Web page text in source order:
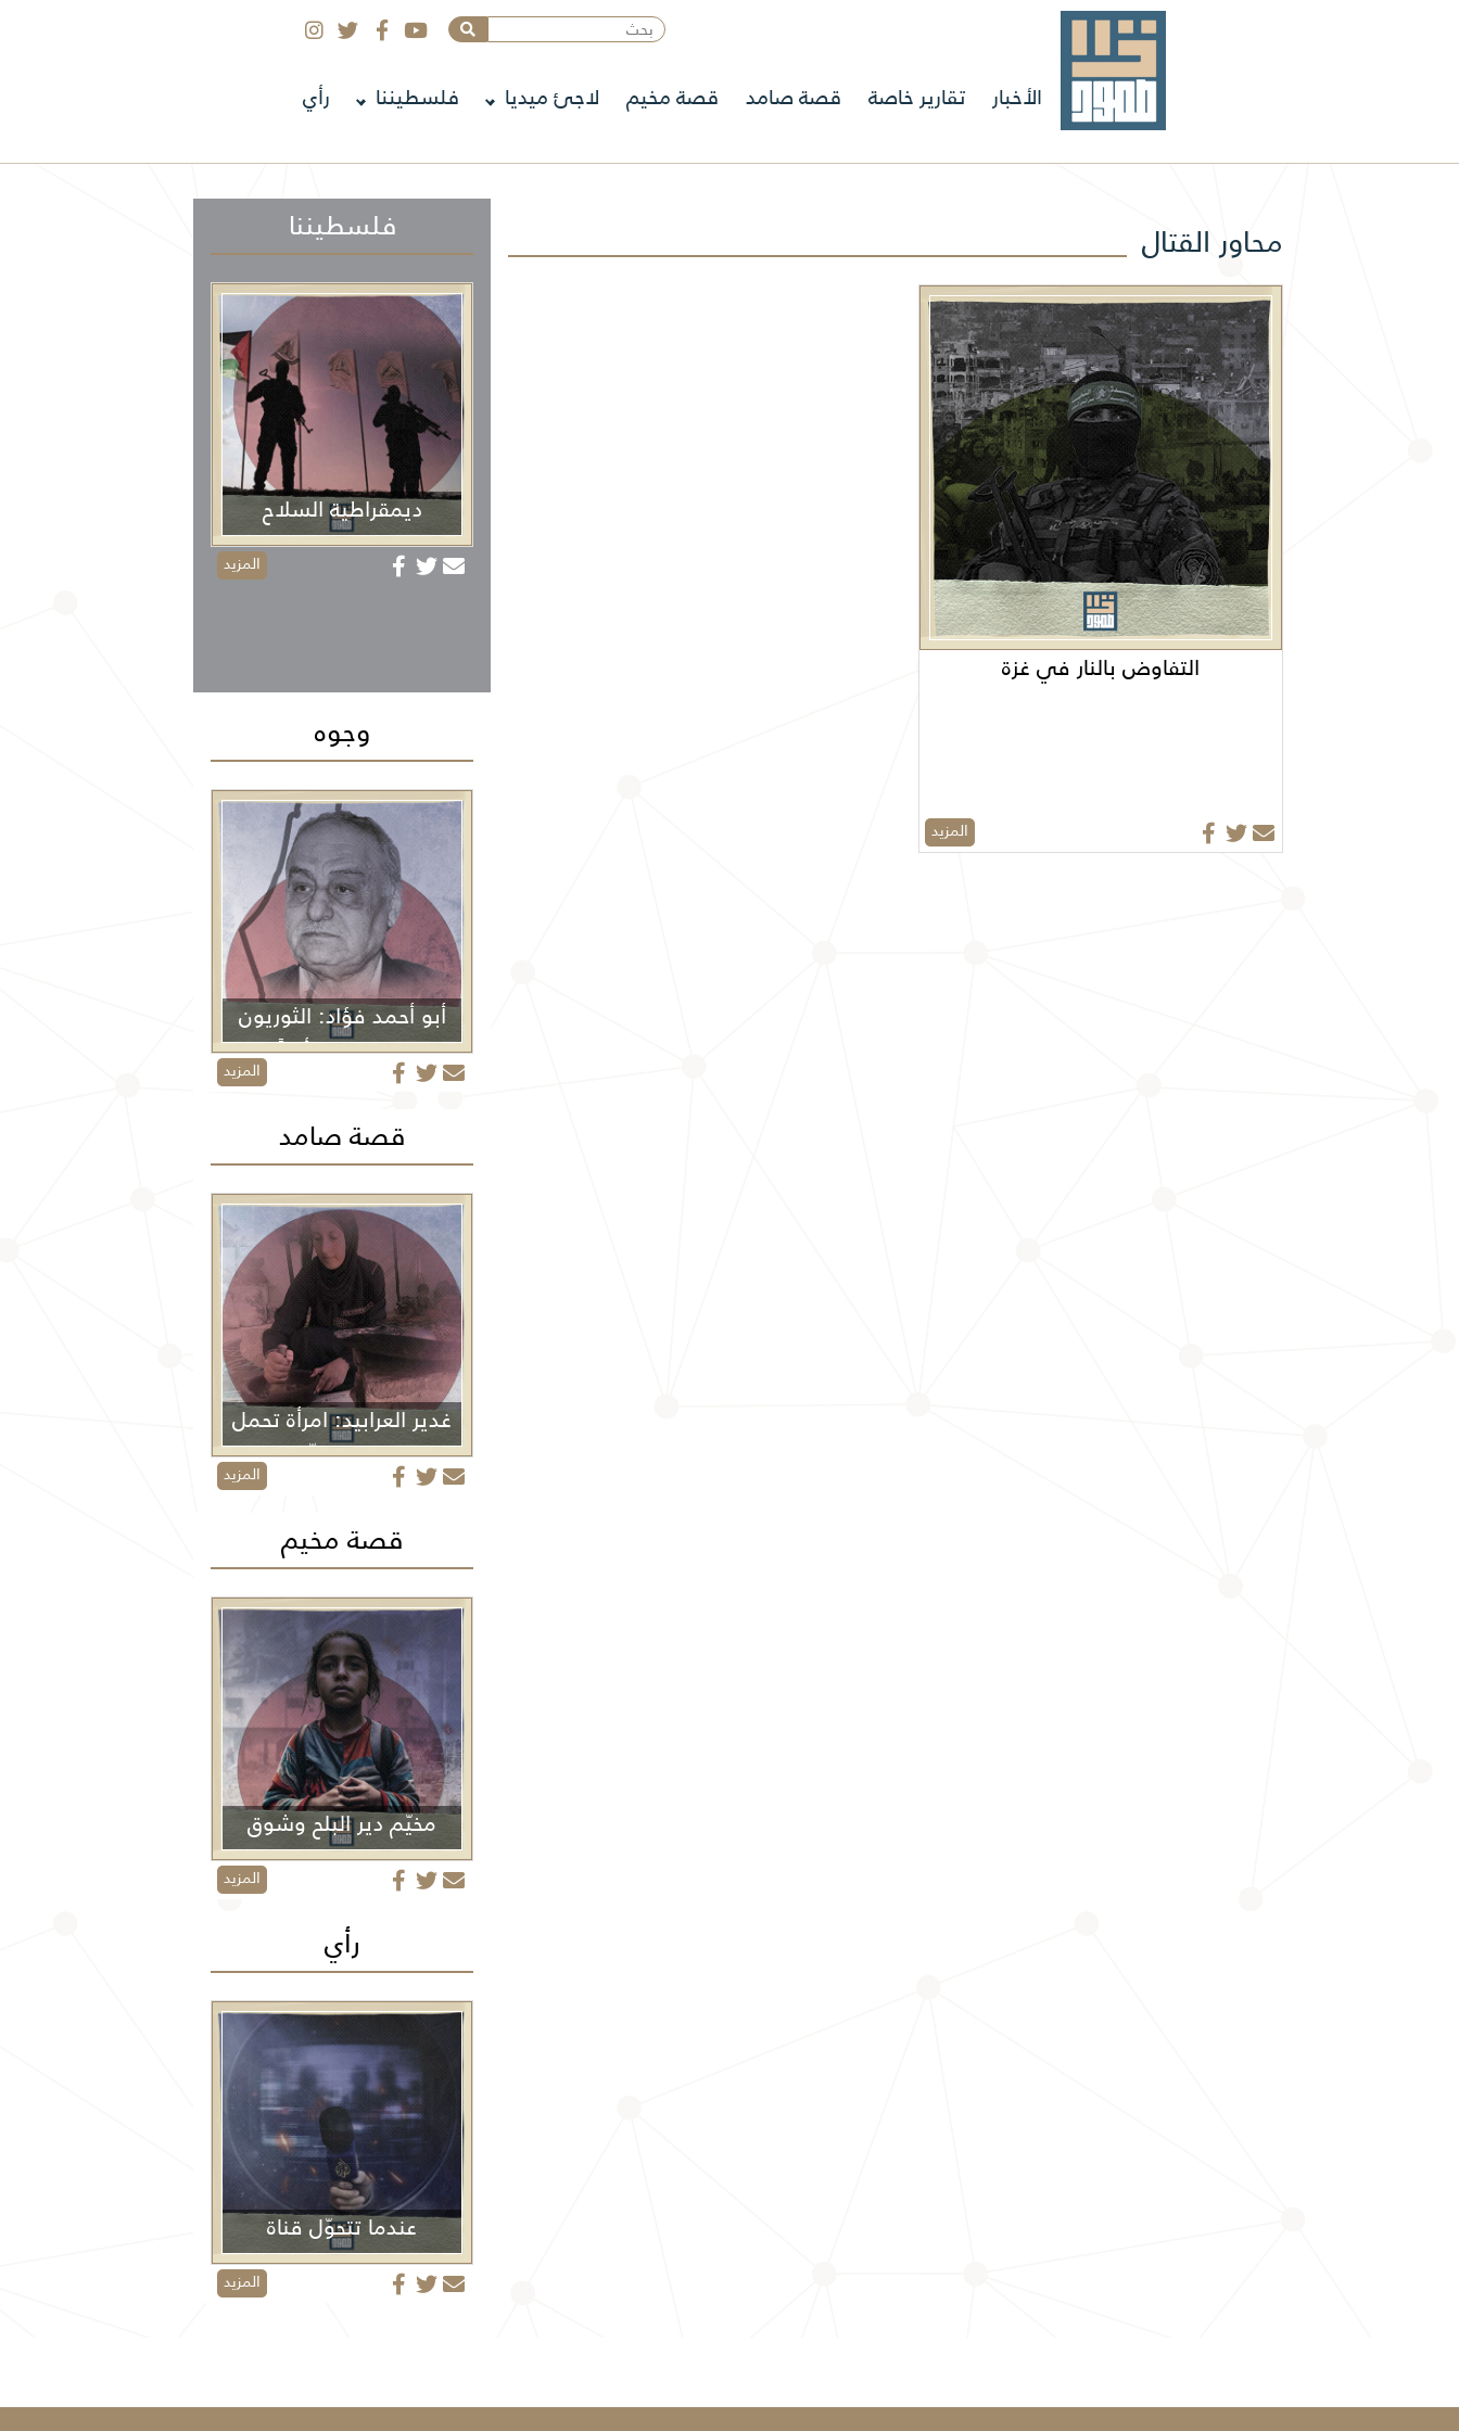
الأخبار تقارير خاصة قصة صامد قصة مخيم لاجئ ميديا فلسطيننا رأي
محاور القتال
التفاوض بالنار في غزة
المزيد
فلسطيننا
ديمقراطية السلاح
المزيد
وجوه
أبو أحمد فؤاد: الثوريون
لا يموتون أبداً
المزيد
قصة صامد
غدير العرابيد: امرأة تحمل
غزة في كفّيها
المزيد
قصة مخيم
مخيّم دير البلح وشوق
الأولاد
المزيد
رأي
عندما تتحوّل قناة
الجزيرة من منبر إعلامي إلى منصة دعائية
المزيد